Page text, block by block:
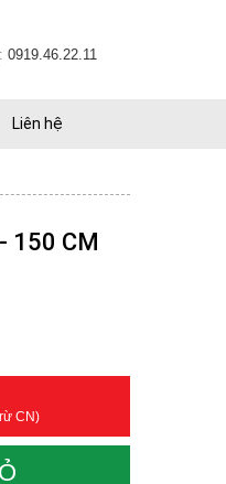
0919.46.22.11
Liên hệ
150 CM
CN)